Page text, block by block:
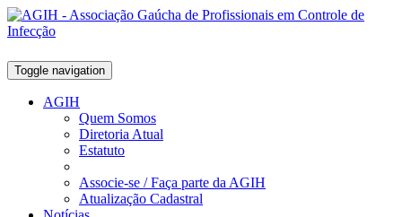
Toggle navigation
AGIH
Quem Somos
Diretoria Atual
Estatuto
Associe-se / Faça parte da AGIH
Atualização Cadastral